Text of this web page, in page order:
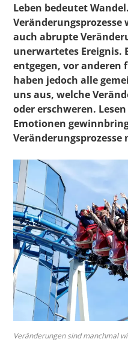
Leben bedeutet
auch abrupte
unerwartetes Ereignis.
entgegen, vor anderen
haben jedoch alle
uns aus, welche
oder erschweren.
Emotionen
Veränderungen sind manchmal